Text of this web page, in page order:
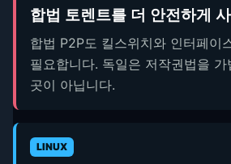
합법 토렌트를 더 안전하게
합법 P2P도 킬스위치와 인터페이
필요합니다. 독일은 저작권법을
곳이 아닙니다.
LINUX